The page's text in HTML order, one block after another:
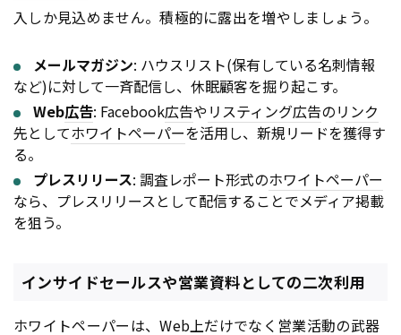
入しか見込めません。積極的に露出を増やしましょう。
メールマガジン: ハウスリスト(保有している名刺情報
など)に対して一斉配信し、休眠顧客を掘り起こす。
Web広告: Facebook広告やリスティング広告のリンク
先としてホワイトペーパーを活用し、新規リードを獲得す
る。
プレスリリース: 調査レポート形式のホワイトペーパー
なら、プレスリリースとして配信することでメディア掲載
を狙う。
インサイドセールスや営業資料としての二次利用
ホワイトペーパーは、Web上だけでなく営業活動の武器